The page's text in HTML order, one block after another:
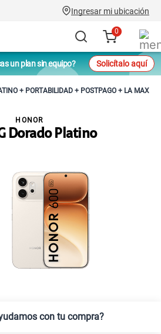
Ingresar mi ubicación
0
un plan sin equipo? Solicítalo aquí
+ PORTABILIDAD + POSTPAGO + LA MAX
Dorado Platino
HONOR
con tu compra?